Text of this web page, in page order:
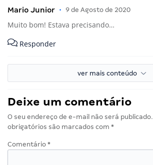
Mario Junior • 9 de Agosto de 2020
Muito bom! Estava precisando…
Responder
ver mais conteúdo
Deixe um comentário
O seu endereço de e-mail não será publicado.
obrigatórios são marcados com *
Comentário *